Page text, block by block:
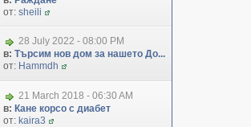
от: sheili
28 July 2022 - 08:00 PM
в: Търсим нов дом за нашето До...
от: Hammdh
21 March 2018 - 06:30 AM
в: Кане корсо с диабет
от: kaira3